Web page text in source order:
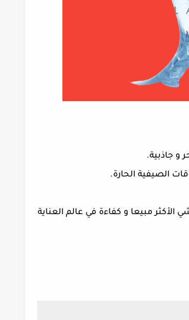
و جاذبية.
الصيفية الحارة.
مبيعا و كفاءة في عالم العناية